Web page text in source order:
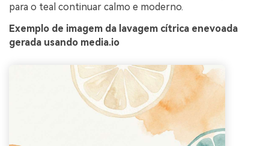
para o teal continuar calmo e moderno.
Exemplo de imagem da lavagem cítrica enevoada
gerada usando media.io